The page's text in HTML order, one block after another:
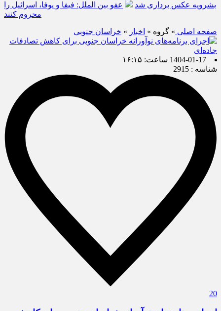
بشرویه عکس برداری شد
عفو بین الملل: فیفا و یوفا، اسرائیل را
محروم کنند
صفحه اصلی » گروه » اخبار » خراسان جنوبی
1404-01-17 ساعت: ۱۶:۱۵
شناسه : 2915
20